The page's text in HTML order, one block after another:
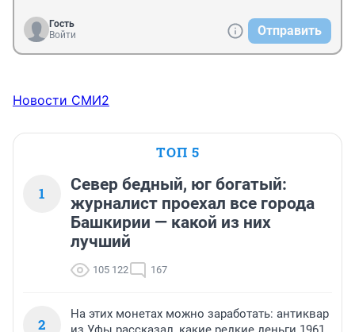
Гость
Войти
Отправить
Новости СМИ2
ТОП 5
1
Север бедный, юг богатый:
журналист проехал все города
Башкирии — какой из них
лучший
105 122 167
2
На этих монетах можно заработать: антиквар